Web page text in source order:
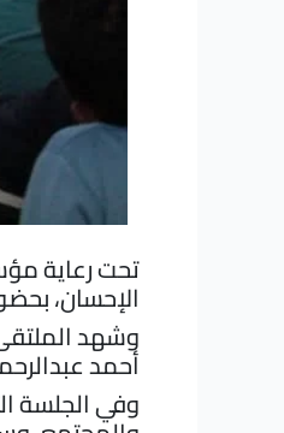
تحت رعاية
الإحسان،
وشهد
أحمد
وفي الجلسة